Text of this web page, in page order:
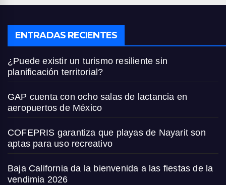
ENTRADAS RECIENTES
¿Puede existir un turismo resiliente sin
planificación territorial?
GAP cuenta con ocho salas de lactancia en
aeropuertos de México
COFEPRIS garantiza que playas de Nayarit son
aptas para uso recreativo
Baja California da la bienvenida a las fiestas de la
vendimia 2026